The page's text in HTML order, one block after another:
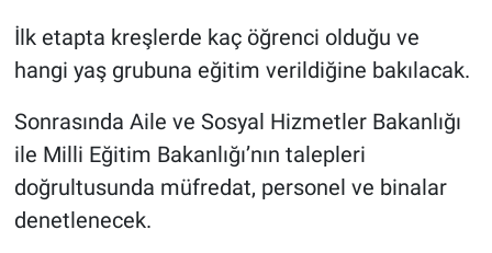
İlk etapta kreşlerde kaç öğrenci olduğu ve
hangi yaş grubuna eğitim verildiğine bakılacak.
Sonrasında Aile ve Sosyal Hizmetler Bakanlığı
ile Milli Eğitim Bakanlığı’nın talepleri
doğrultusunda müfredat, personel ve binalar
denetlenecek.